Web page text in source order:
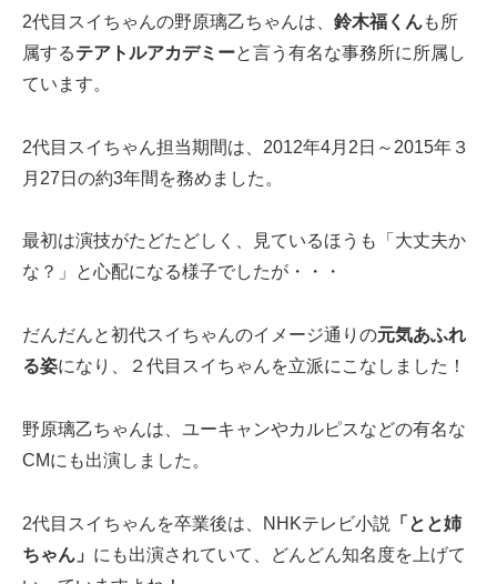
2代目スイちゃんの野原璃乙ちゃんは、 鈴木福くんも所
属するテアトルアカデミーと言う有名な事務所に所属し
ています。
2代目スイちゃん担当期間は、2012年4月2日～2015年３
月27日の約3年間を務めました。
最初は演技がたどたどしく、見ているほうも「大丈夫か
な？」と心配になる様子でしたが・・・
だんだんと初代スイちゃんのイメージ通りの元気あふれ
る姿になり、２代目スイちゃんを立派にこなしました！
野原璃乙ちゃんは、ユーキャンやカルピスなどの有名な
CMにも出演しました。
2代目スイちゃんを卒業後は、NHKテレビ小説
「とと姉
ちゃん」 にも出演されていて、どんどん知名度を上げて